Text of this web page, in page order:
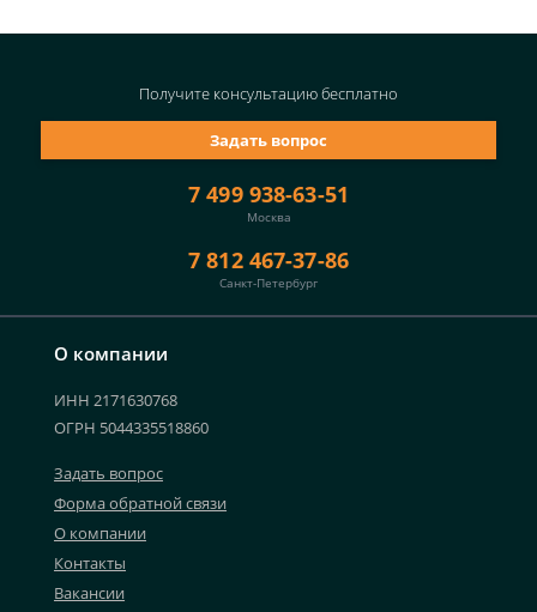
О компании
ИНН 2171630768
ОГРН 5044335518860
Задать вопрос
Форма обратной связи
О компании
Контакты
Вакансии
7 499 938-63-51
Москва
7 812 467-37-86
Санкт-Петербург
Задать вопрос
Получите консультациюбесплатно